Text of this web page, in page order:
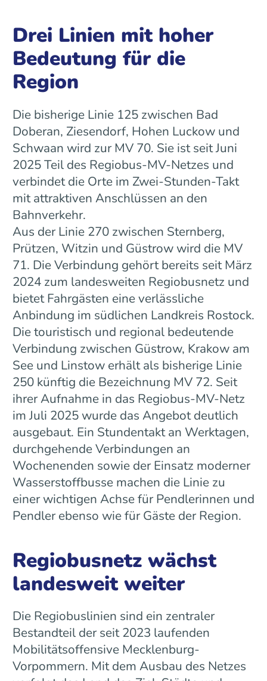
Drei Linien mit hoher
Bedeutung für die
Region
Die bisherige Linie 125 zwischen Bad
Doberan, Ziesendorf, Hohen Luckow und
Schwaan wird zur MV 70. Sie ist seit Juni
2025 Teil des Regiobus-MV-Netzes und
verbindet die Orte im Zwei-Stunden-Takt
mit attraktiven Anschlüssen an den
Bahnverkehr.
Aus der Linie 270 zwischen Sternberg,
Prützen, Witzin und Güstrow wird die MV
71. Die Verbindung gehört bereits seit März
2024 zum landesweiten Regiobusnetz und
bietet Fahrgästen eine verlässliche
Anbindung im südlichen Landkreis Rostock.
Die touristisch und regional bedeutende
Verbindung zwischen Güstrow, Krakow am
See und Linstow erhält als bisherige Linie
250 künftig die Bezeichnung MV 72. Seit
ihrer Aufnahme in das Regiobus-MV-Netz
im Juli 2025 wurde das Angebot deutlich
ausgebaut. Ein Stundentakt an Werktagen,
durchgehende Verbindungen an
Wochenenden sowie der Einsatz moderner
Wasserstoffbusse machen die Linie zu
einer wichtigen Achse für Pendlerinnen und
Pendler ebenso wie für Gäste der Region.
Regiobusnetz wächst
landesweit weiter
Die Regiobuslinien sind ein zentraler
Bestandteil der seit 2023 laufenden
Mobilitätsoffensive Mecklenburg-
Vorpommern. Mit dem Ausbau des Netzes